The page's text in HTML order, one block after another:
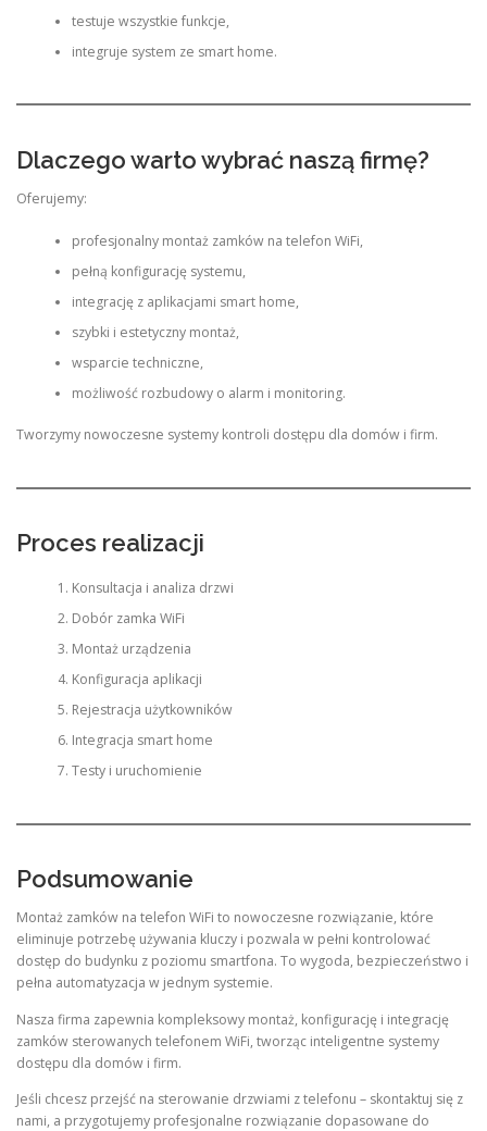
testuje wszystkie funkcje,
integruje system ze smart home.
Dlaczego warto wybrać naszą firmę?
Oferujemy:
profesjonalny montaż zamków na telefon WiFi,
pełną konfigurację systemu,
integrację z aplikacjami smart home,
szybki i estetyczny montaż,
wsparcie techniczne,
możliwość rozbudowy o alarm i monitoring.
Tworzymy nowoczesne systemy kontroli dostępu dla domów i firm.
Proces realizacji
Konsultacja i analiza drzwi
Dobór zamka WiFi
Montaż urządzenia
Konfiguracja aplikacji
Rejestracja użytkowników
Integracja smart home
Testy i uruchomienie
Podsumowanie
Montaż zamków na telefon WiFi to nowoczesne rozwiązanie, które
eliminuje potrzebę używania kluczy i pozwala w pełni kontrolować
dostęp do budynku z poziomu smartfona. To wygoda, bezpieczeństwo i
pełna automatyzacja w jednym systemie.
Nasza firma zapewnia kompleksowy montaż, konfigurację i integrację
zamków sterowanych telefonem WiFi, tworząc inteligentne systemy
dostępu dla domów i firm.
Jeśli chcesz przejść na sterowanie drzwiami z telefonu – skontaktuj się z
nami, a przygotujemy profesjonalne rozwiązanie dopasowane do